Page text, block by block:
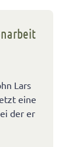
Lars
eine
der er